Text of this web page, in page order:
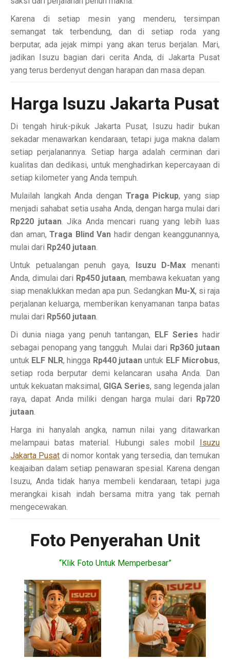
Karena di setiap mesin yang menderu, tersimpan
semangat tak terbendung, dan di setiap roda yang
berputar, ada jejak mimpi yang akan terus berjalan. Mari,
jadikan Isuzu bagian dari cerita Anda, di Jakarta Pusat
yang terus berdenyut dengan harapan dan masa depan.
Harga Isuzu Jakarta Pusat
Di tengah hiruk-pikuk Jakarta Pusat, Isuzu hadir bukan
sekadar menawarkan kendaraan, tetapi juga makna dalam
setiap perjalanannya. Setiap harga adalah cerminan dari
kualitas dan dedikasi, untuk menghadirkan kepercayaan di
setiap kilometer yang Anda tempuh.
Mulailah langkah Anda dengan Traga Pickup, yang siap
menjadi sahabat setia usaha Anda, dengan harga mulai dari
Rp220 jutaan. Jika Anda mencari ruang yang lebih luas
dan aman,Traga Blind Van hadir dengan keanggunannya,
mulai dari Rp240 jutaan.
Untuk petualangan penuh gaya, Isuzu D-Max menanti
Anda, dimulai dari Rp450 jutaan, membawa kekuatan yang
siap menaklukkan medan apa pun. Sedangkan Mu-X, si raja
perjalanan keluarga, memberikan kenyamanan tanpa batas
mulai dari Rp560 jutaan.
Di dunia niaga yang penuh tantangan, ELF Series hadir
sebagai penopang yang tangguh. Mulai dari Rp360 jutaan
untuk ELF NLR, hingga Rp440 jutaanuntuk ELF Microbus,
setiap roda berputar demi kelancaran usaha Anda. Dan
untuk kekuatan maksimal, GIGA Series, sang legenda jalan
raya, dapat Anda miliki dengan harga mulai dari Rp720
jutaan.
Harga ini hanyalah angka, namun nilai yang ditawarkan
melampaui batas material. Hubungi sales mobil Isuzu
Jakarta Pusat di nomor kontak yang tersedia, dan temukan
keajaiban dalam setiap penawaran spesial. Karena dengan
Isuzu, Anda tidak hanya membeli kendaraan, tetapi juga
merangkai kisah indah bersama mitra yang tak pernah
mengecewakan.
Foto Penyerahan Unit
“Klik Foto Untuk Memperbesar”